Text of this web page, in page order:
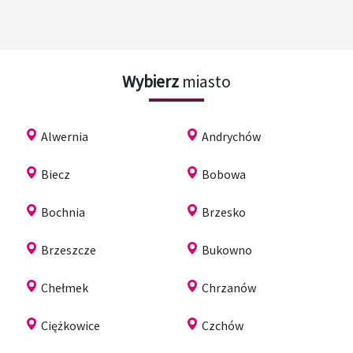
Wybierz miasto
Alwernia Andrychów
Biecz Bobowa
Bochnia Brzesko
Brzeszcze Bukowno
Chełmek Chrzanów
Ciężkowice Czchów